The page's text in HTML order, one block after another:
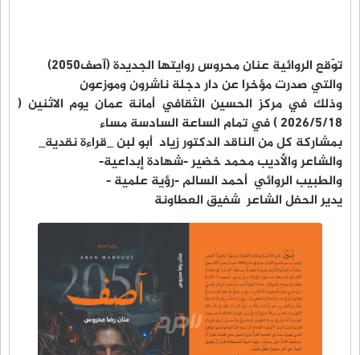
توّقع الروائية عنان محروس روايتها الجديدة (آصف٢٠٥٠)
والتي صدرت مؤخرا عن دار دجلة ناشرون وموزعون
وذلك في مركز الحسين الثقافي أمانة عمان يوم الاثنين (
٢٠٢٦/٥/١٨ ) في تمام الساعة السادسة مساء
بمشاركة كل من الناقد الدكتور زياد أبو لبن _قراءة نقدية_
والشاعر والأديب محمد خضير -شهادة إبداعية-
والطبيب الروائي أحمد السالم -رؤية علمية -
يدير الحفل الشاعر شفيق العطاونة